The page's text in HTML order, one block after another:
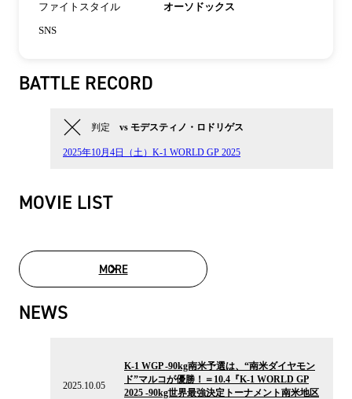
ファイトスタイル オーソドックス
SNS
BATTLE RECORD
判定 vs モデスティノ・ロドリゲス
2025年10月4日（土）K-1 WORLD GP 2025
MOVIE LIST
MOREMOVIE LIST
NEWS
2025.10.05
K-1 WGP -90kg南米予選は、“南米ダイヤモン
ド”マルコが優勝！＝10.4『K-1 WORLD GP
2025 -90kg世界最強決定トーナメント南米地区